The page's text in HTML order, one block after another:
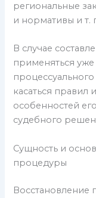
региональные
и нормативы и т.
В случае
применяться
касаться правил
особенностей
судебного
Сущность и
процедуры
Восстановление